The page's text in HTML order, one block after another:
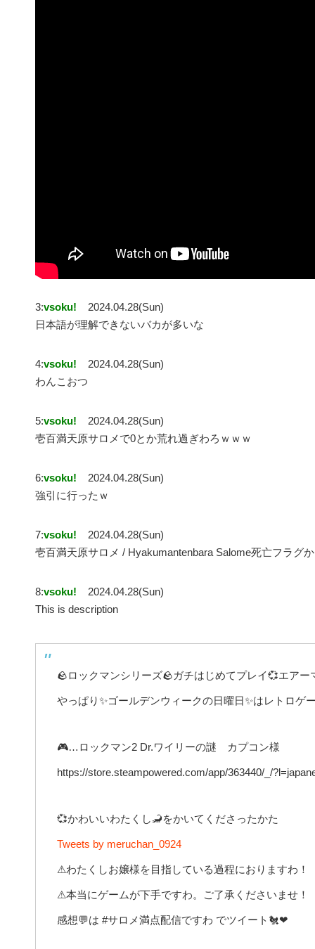
3:vsoku!
2024.04.28(Sun)
日本語が理解できないバカが多いな
4:vsoku!
2024.04.28(Sun)
わんこおつ
5:vsoku!
2024.04.28(Sun)
壱百満天原サロメで0とか荒れ過ぎわろｗｗｗ
6:vsoku!
2024.04.28(Sun)
強引に行ったｗ
7:vsoku!
2024.04.28(Sun)
壱百満天原サロメ / Hyakumantenbara Salome死亡フラグ
8:vsoku!
2024.04.28(Sun)
This is description
🪨ロックマンシリーズ🪨ガチはじめてプレイ💞エアー
やっぱり✨ゴールデンウィークの日曜日✨はレトロゲ
🎮…ロックマン2 Dr.ワイリーの謎 カプコン様
https://store.steampowered.com/app/363440/_/
💞かわいいわたくし🦂をかいてくださったかた
Tweets by meruchan_0924
⚠わたくしお嬢様を目指している過程におりますわ！
⚠本当にゲームが下手ですわ。ご了承くださいませ！
感想💬は #サロメ満点配信ですわ でツイート🐔❤